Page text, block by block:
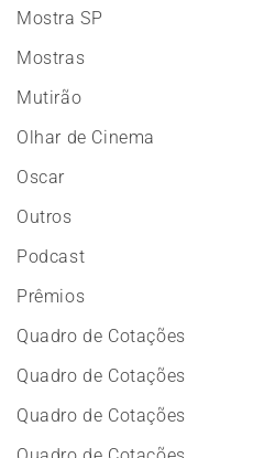
Mostra SP
Mostras
Mutirão
Olhar de Cinema
Oscar
Outros
Podcast
Prêmios
Quadro de Cotações
Quadro de Cotações
Quadro de Cotações